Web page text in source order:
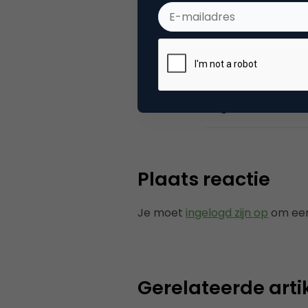
Categorie
Plaats reactie
Je moet ingelogd zijn op om
Gerelateerde